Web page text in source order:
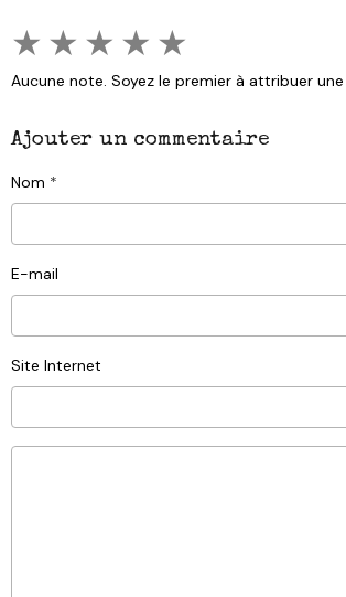
★ ★ ★ ★ ★
Aucune note. Soyez le premier à attribuer
Ajouter un commentaire
Nom
E-mail
Site Internet